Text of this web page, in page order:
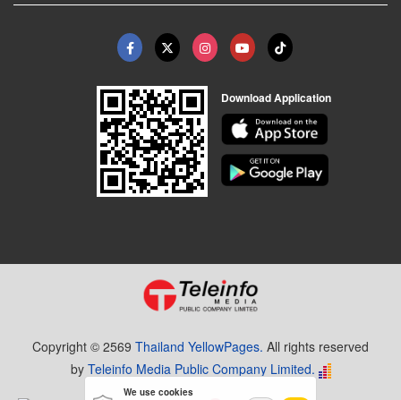
Download Application
Copyright © 2569 Thailand YellowPages. All rights reserved
by Teleinfo Media Public Company Limited.
We use cookies